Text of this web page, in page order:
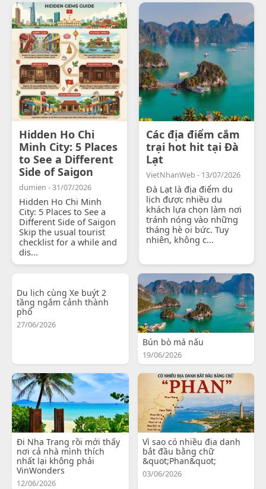
Hidden Ho Chi
Minh City: 5 Places
to See a Different
Side of Saigon
dumien - 31/07/2026
Hidden Ho Chi Minh
City: 5 Places to See a
Different Side of Saigon
Skip the usual tourist
checklist for a while and
dis...
Các địa điểm cắm
trại hot hit tại Đà
Lạt
VietNhanWeb - 13/07/2026
Đà Lạt là địa điểm du
lịch được nhiều du
khách lựa chọn làm nơi
tránh nóng vào những
tháng hè oi bức. Tuy
nhiên, không c...
Du lịch cùng Xe buýt 2
tầng ngắm cảnh thành
phố
27/06/2026
Bún bò má nấu
19/06/2026
Đi Nha Trang rồi mới thấy
nơi cả nhà mình thích
nhất lại không phải
VinWonders
12/06/2026
Vì sao có nhiều địa danh
bắt đầu bằng chữ
&quot;Phan&quot;
03/06/2026